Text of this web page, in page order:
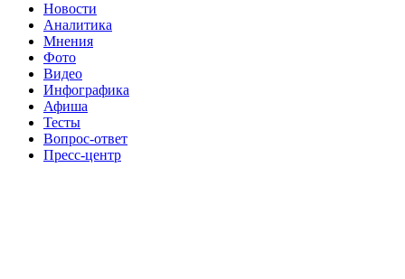
Новости
Аналитика
Мнения
Фото
Видео
Инфографика
Афиша
Тесты
Вопрос-ответ
Пресс-центр